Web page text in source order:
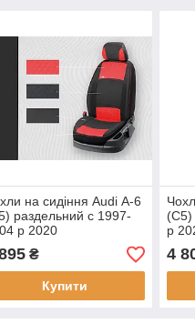
на сидіння Audi А-6
раздельний c 1997-
р 2020
₴
Купити
(C5)
р
4